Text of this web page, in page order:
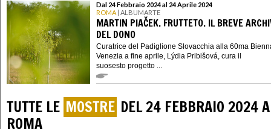
Dal 24 Febbraio 2024 al 24 Aprile 2024
ROMA | ALBUMARTE
MARTIN PIAČEK. FRUTTETO. IL BREVE
DEL DONO
Curatrice del Padiglione Slovacchia alla 60ma
Venezia a fine aprile, Lýdia Pribišová, cura il
suosesto progetto ...
TUTTE LE MOSTRE DEL 24 FEBBRAIO 2024 A
ROMA